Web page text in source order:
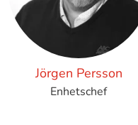
Jörgen Persson
Enhetschef